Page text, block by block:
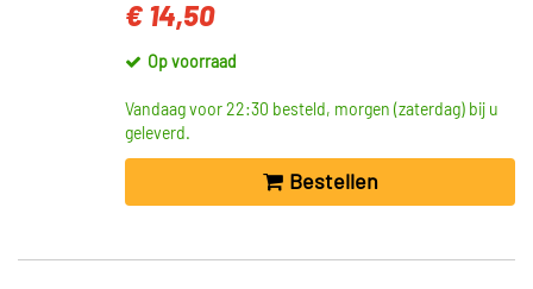
€ 14,50
Op voorraad
Vandaag voor 22:30 besteld, morgen (zaterdag) bij u
geleverd.
Bestellen